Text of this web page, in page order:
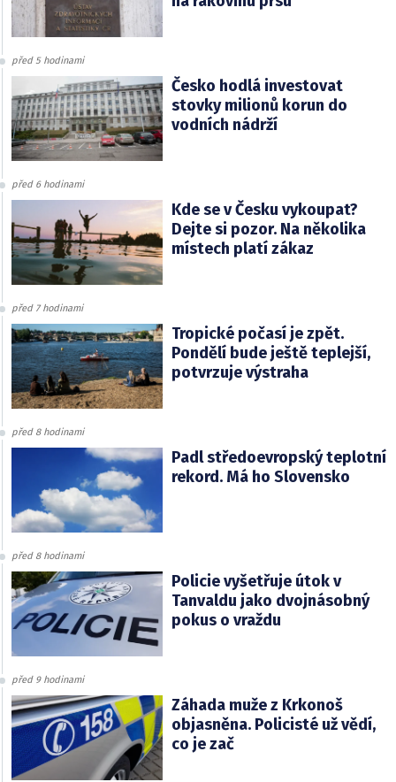
před 5 hodinami
Česko hodlá investovat
stovky milionů korun do
vodních nádrží
před 6 hodinami
Kde se v Česku vykoupat?
Dejte si pozor. Na několika
místech platí zákaz
před 7 hodinami
Tropické počasí je zpět.
Pondělí bude ještě teplejší,
potvrzuje výstraha
před 8 hodinami
Padl středoevropský teplotní
rekord. Má ho Slovensko
před 8 hodinami
Policie vyšetřuje útok v
Tanvaldu jako dvojnásobný
pokus o vraždu
před 9 hodinami
Záhada muže z Krkonoš
objasněna. Policisté už vědí,
co je zač